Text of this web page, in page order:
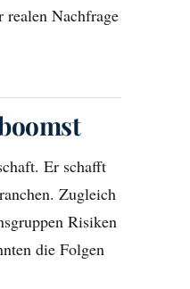
realen Nachfrage
Er schafft
Zugleich
Risiken
die Folgen